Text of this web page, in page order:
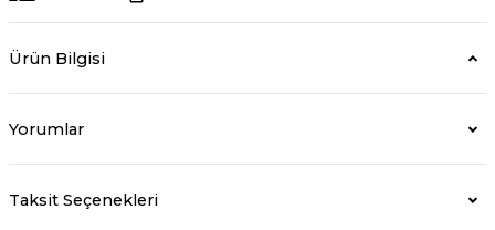
Ürün Bilgisi
Yorumlar
Taksit Seçenekleri